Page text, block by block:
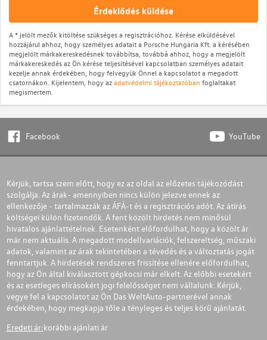
Érdeklődés küldése
A * jelölt mezők kitöltése szükséges a regisztrációhoz. Kérése elküldésével
hozzájárul ahhoz, hogy személyes adatait a Porsche Hungaria Kft. a kérésében
megjelölt márkakereskedésnek továbbítsa, továbbá ahhoz, hogy a megjelölt
márkakereskedés az Ön kérése teljesítésével kapcsolatban személyes adatait
kezelje annak érdekében, hogy felvegyük Önnel a kapcsolatot a megadott
csatornákon. Kijelentem, hogy azadatvédelmi tájékoztatóban foglaltakat
megismertem.
Facebook YouTube
Kérjük, tartsa szem előtt, hogy ez az oldal az előzetes tájékozódást
szolgálja. Az árak- amennyiben nincs külön jelezve ennek az
ellenkezője - tartalmazzák az ÁFÁ-t és a regisztrációs adót. Az átírás
költségei külön fizetendők. A fent közölt hirdetés nem minősül
hivatalos ajánlattételnek. Esetenként előfordulhat, hogy a közölt ár
már nem aktuális. A megadott modellvariációk, felszereltség, műszaki
adatok, valamint az árak tekintetében a tévedés és a változtatás jogát
fenntartjuk. A hirdetések rendszeres frissítése ellenére előfordulhat,
hogy az Ön által kiválasztott gépkocsi már elkelt. Az előbbi esetekért
és az esetleges elírásokért jogi felelősséget nem vállalunk. Kérjük,
vegye fel a kapcsolatot az Ön Das WeltAuto-partnerével annak
érdekében, hogy megkapja tőle a tényleges és teljes körű ajánlatát.
Eredeti ár:korábbi ajánlati ár